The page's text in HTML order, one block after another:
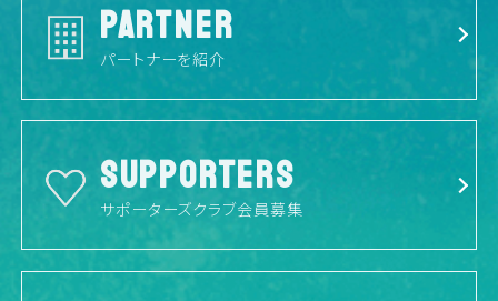
PARTNER
パートナーを紹介
SUPPORTERS
サポーターズクラブ会員募集